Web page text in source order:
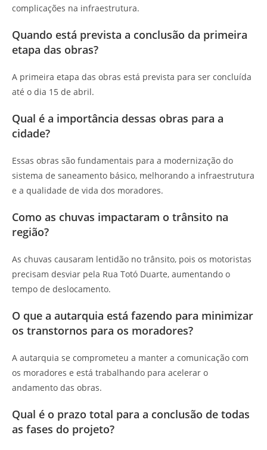
complicações na infraestrutura.
Quando está prevista a conclusão da primeira
etapa das obras?
A primeira etapa das obras está prevista para ser concluída
até o dia 15 de abril.
Qual é a importância dessas obras para a
cidade?
Essas obras são fundamentais para a modernização do
sistema de saneamento básico, melhorando a infraestrutura
e a qualidade de vida dos moradores.
Como as chuvas impactaram o trânsito na
região?
As chuvas causaram lentidão no trânsito, pois os motoristas
precisam desviar pela Rua Totó Duarte, aumentando o
tempo de deslocamento.
O que a autarquia está fazendo para minimizar
os transtornos para os moradores?
A autarquia se comprometeu a manter a comunicação com
os moradores e está trabalhando para acelerar o
andamento das obras.
Qual é o prazo total para a conclusão de todas
as fases do projeto?